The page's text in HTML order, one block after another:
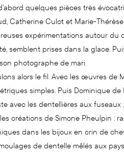
quelques pièces très
Catherine Culot et Marie-
expérimentations autour du
semblent prises dans la glace.
son photographe de mari.
alors le fil. Avec les œuvres de
simples. Puis Dominique
avec les dentellières aux
créations de Simone Pheulpin :
dans les bijoux en crin de
de dentelle mêlés aux